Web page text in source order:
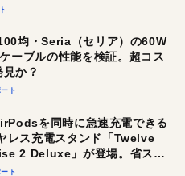
均・Seria（セリア）の60W
ーブルの性能を検証。超コス
か？
ト
を同時に急速充電できる
レス充電スタンド「Twelve
2 Deluxe」が登場。省スペ
れに充電したい人にオスス
ト